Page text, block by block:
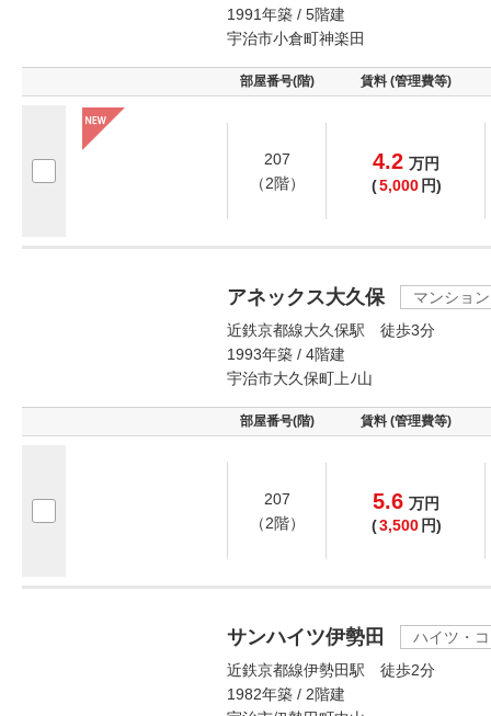
1991年築 / 5階建
宇治市小倉町神楽田
部屋番号(階) 賃料 (管理費等)
207
（2階）
4.2 万円
(5,000 円)
アネックス大久保
マンション
近鉄京都線大久保駅 徒歩3分
1993年築 / 4階建
宇治市大久保町上ﾉ山
部屋番号(階) 賃料 (管理費等)
207
（2階）
5.6 万円
(3,500 円)
サンハイツ伊勢田
ハイツ・
近鉄京都線伊勢田駅 徒歩2分
1982年築 / 2階建